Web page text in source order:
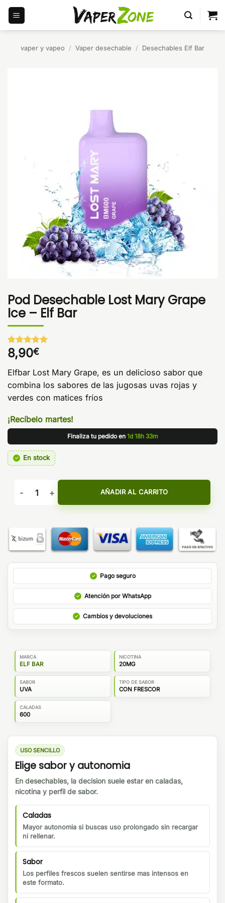
Saltar
contenido
vaper y vapeo / Vaper desechable / Desechables Elf Bar
Pod Desechable Lost Mary Grape
Ice – Elf Bar
Valorado
con5 de 5
en base a
1
valoración
de un
8,90€
Elfbar Lost Mary Grape, es un delicioso sabor que
combina los sabores de las jugosas uvas rojas y
verdes con matices fríos
¡Recíbelo martes!
Finaliza tu pedido en 1d 18h 33m
En stock
Pod Desechable Lost Mary Grape Ice – Elf Bar cantidad
AÑADIR AL CARRITO
Pago seguro
Atención por WhatsApp
Cambios y devoluciones
MARCA
ELF BAR
NICOTINA
20MG
SABOR
UVA
TIPO DE SABOR
CON FRESCOR
CALADAS
600
USO SENCILLO
Elige sabor y autonomia
En desechables, la decision suele estar en caladas,
nicotina y perfil de sabor.
Caladas
Mayor autonomia si buscas uso prolongado sin recargar
ni rellenar.
Sabor
Los perfiles frescos suelen sentirse mas intensos en
este formato.